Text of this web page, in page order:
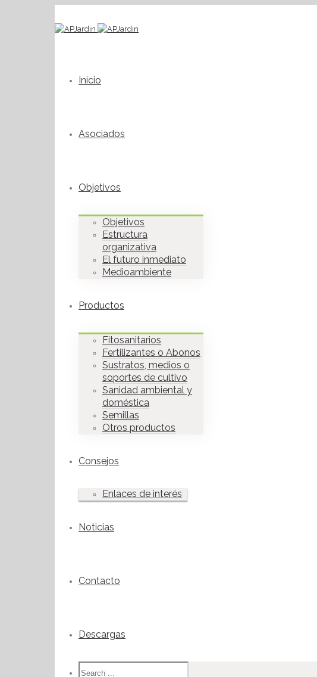
Inicio
Asociados
Objetivos
Objetivos
Estructura
organizativa
El futuro inmediato
Medioambiente
Productos
Fitosanitarios
Fertilizantes o Abonos
Sustratos, medios o
soportes de cultivo
Sanidad ambiental y
doméstica
Semillas
Otros productos
Consejos
Enlaces de interés
Noticias
Contacto
Descargas